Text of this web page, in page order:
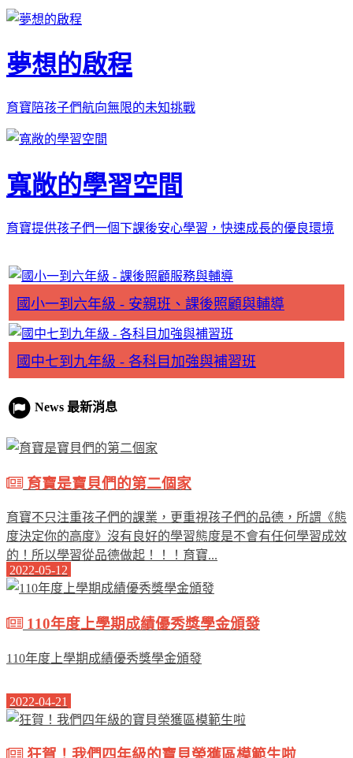
夢想的啟程
育寶陪孩子們航向無限的未知挑戰
寬敞的學習空間
育寶提供孩子們一個下課後安心學習，快速成長的優良環境
國小一到六年級 - 安親班、課後照顧與輔導
國中七到九年級 - 各科目加強與補習班
News 最新消息
育寶是寶貝們的第二個家
育寶不只注重孩子們的課業，更重視孩子們的品德，所謂《態
度決定你的高度》沒有良好的學習態度是不會有任何學習成效
的！所以學習從品德做起！！！育寶...
2022-05-12
110年度上學期成績優秀獎學金頒發
110年度上學期成績優秀獎學金頒發
2022-04-21